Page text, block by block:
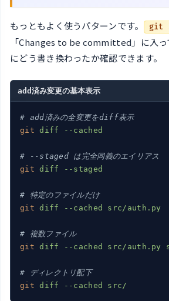
もっともよく使うパターンです。 git
「Changes to be committed」に入
にどう書き換わったか確認できます。
add済み変更の基本表示
# add済みの全変更をdiff表示
git
diff --cached
# --staged は完全同義のエイリアス
git
diff --staged
# 特定のファイルだけ
git
diff --cached src/auth.py
# 複数ファイル
git
diff --cached src/auth.py
# ディレクトリ配下
git
diff --cached src/